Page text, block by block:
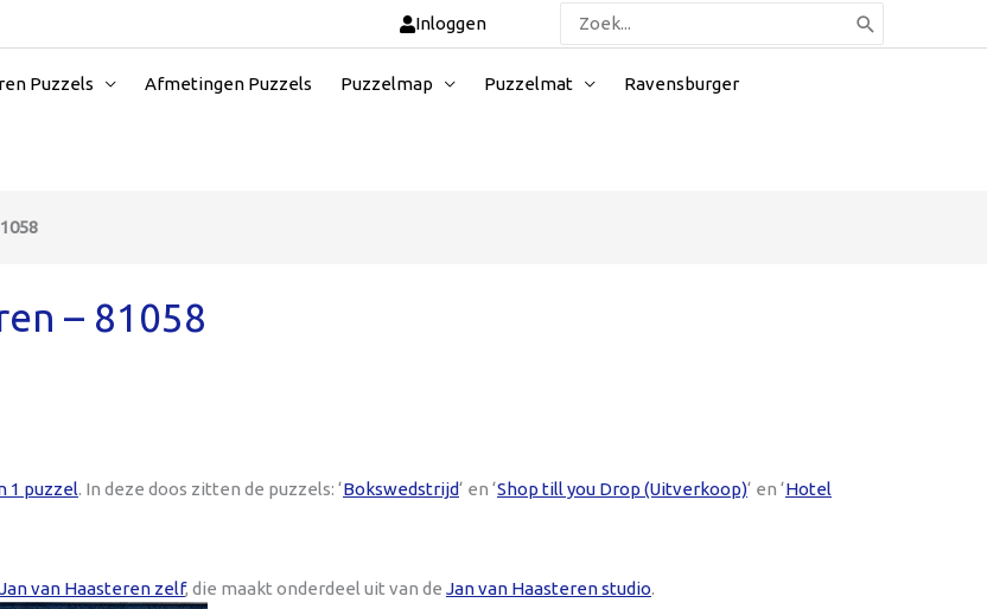
Inloggen
Zoeken
naar:
Puzzels Afmetingen Puzzels Puzzelmap Puzzelmat Ravensburger
– 81058
1 puzzel. In deze doos zitten de puzzels: ‘Bokswedstrijd‘ en ‘Shop till you Drop (Uitverkoop)‘ en ‘Hotel
Jan van Haasteren zelf, die maakt onderdeel uit van de Jan van Haasteren studio.